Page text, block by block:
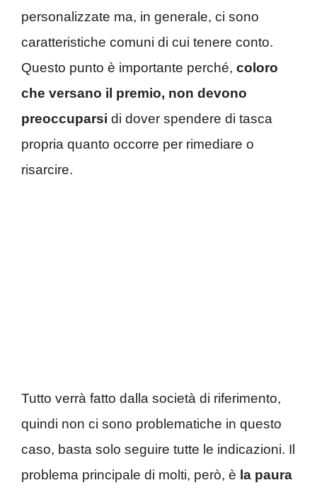
personalizzate ma, in generale, ci sono
caratteristiche comuni di cui tenere conto.
Questo punto è importante perché, coloro
che versano il premio, non devono
preoccuparsi di dover spendere di tasca
propria quanto occorre per rimediare o
risarcire.
Tutto verrà fatto dalla società di riferimento,
quindi non ci sono problematiche in questo
caso, basta solo seguire tutte le indicazioni. Il
problema principale di molti, però, è la paura